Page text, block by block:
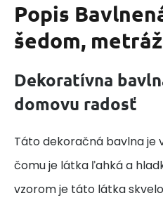
Popis
šedom,
Dekoratívna
domovu radosť
Táto dekoračná bavlna je
čomu je látka ľahká a
vzorom je táto látka